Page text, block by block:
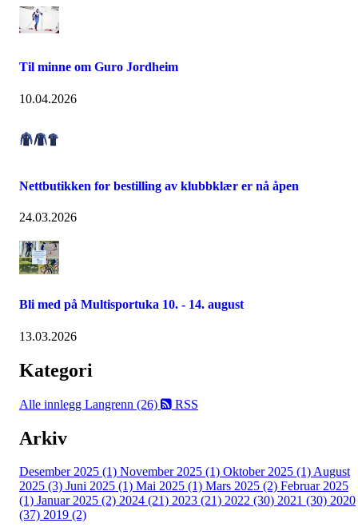
Til minne om Guro Jordheim
10.04.2026
Nettbutikken for bestilling av klubbklær er nå åpen
24.03.2026
Bli med på Multisportuka 10. - 14. august
13.03.2026
Kategori
Alle innlegg Langrenn (26) RSS
Arkiv
Desember 2025 (1) November 2025 (1) Oktober 2025 (1)August
2025 (3) Juni 2025 (1) Mai 2025 (1) Mars 2025 (2) Februar 2025
(1) Januar 2025 (2) 2024 (21) 2023 (21) 2022 (30) 2021 (30) 2020
(37) 2019 (2)